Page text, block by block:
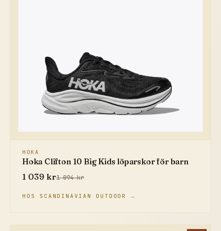
HOKA
Hoka Clifton 10 Big Kids löparskor för barn
1 039 kr1 094 kr
HOS SCANDINAVIAN OUTDOOR →